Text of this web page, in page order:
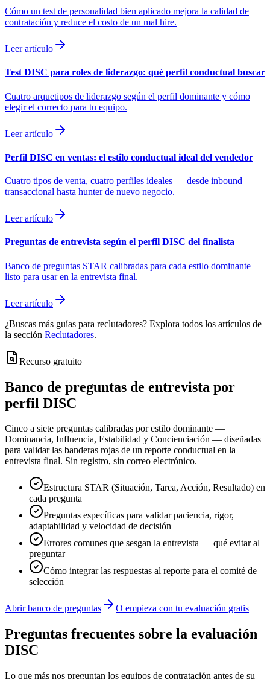
Cómo un test de personalidad bien aplicado mejora la calidad de
contratación y reduce el costo de un mal hire.
Leer artículo
Test DISC para roles de liderazgo: qué perfil conductual buscar
Cuatro arquetipos de liderazgo según el perfil dominante y cómo
elegir el correcto para tu equipo.
Leer artículo
Perfil DISC en ventas: el estilo conductual ideal del vendedor
Cuatro tipos de venta, cuatro perfiles ideales — desde inbound
transaccional hasta hunter de nuevo negocio.
Leer artículo
Preguntas de entrevista según el perfil DISC del finalista
Banco de preguntas STAR calibradas para cada estilo dominante —
listo para usar en la entrevista final.
Leer artículo
¿Buscas más guías para reclutadores? Explora todos los artículos de
la sección Reclutadores.
Recurso gratuito
Banco de preguntas de entrevista por
perfil DISC
Cinco a siete preguntas calibradas por estilo dominante —
Dominancia, Influencia, Estabilidad y Concienciación — diseñadas
para validar las banderas rojas de un reporte conductual en la
entrevista final. Sin registro, sin correo electrónico.
Estructura STAR (Situación, Tarea, Acción, Resultado) en
cada pregunta
Preguntas específicas para validar paciencia, rigor,
adaptabilidad y velocidad de decisión
Errores comunes que sesgan la entrevista — qué evitar al
preguntar
Cómo integrar las respuestas al reporte para el comité de
selección
Abrir banco de preguntas O empieza con tu evaluación gratis
Preguntas frecuentes sobre la evaluación
DISC
Lo que más nos preguntan los equipos de contratación antes de su